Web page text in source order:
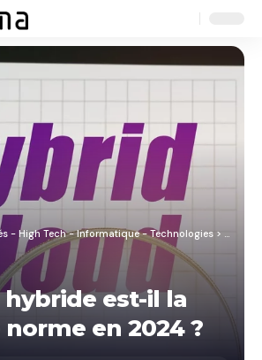
- High Tech - Informatique - Technologies > Blog
est-il la
en 2024 ?